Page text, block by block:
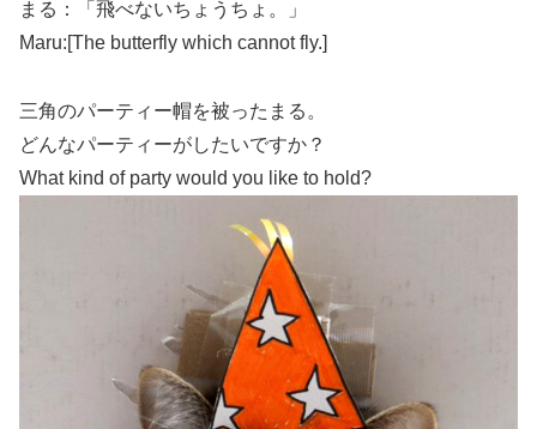
まる：「飛べないちょうちょ。」
Maru:[The butterfly which cannot fly.]
三角のパーティー帽を被ったまる。
どんなパーティーがしたいですか？
What kind of party would you like to hold?